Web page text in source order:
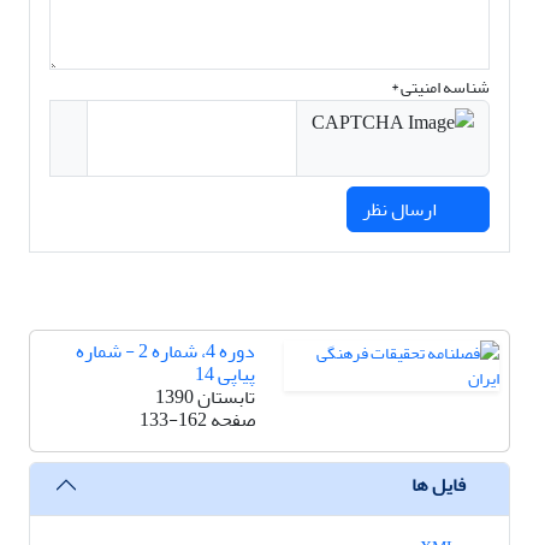
شناسه امنیتی *
دوره 4، شماره 2 - شماره
پیاپی 14
تابستان 1390
صفحه133-162
فایل ها